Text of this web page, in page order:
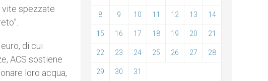
vite spezzate
di cui
ACS sostiene
loro acqua,
8 9 10 11 12 13 14
15 16 17 18 19 20 21
22 23 24 25 26 27 28
29 30 31